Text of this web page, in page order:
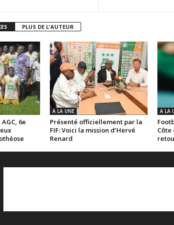
PLUS DE L'AUTEUR
6e
A LA UNE
Présenté officiellement par la
FIF: Voici la mission d’Hervé
Renard
A LA
Côte